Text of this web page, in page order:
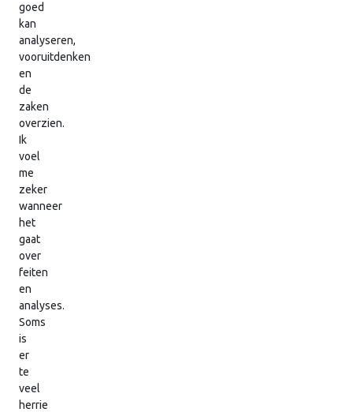
goed
kan
analyseren,
vooruitdenken
en
de
zaken
overzien.
Ik
voel
me
zeker
wanneer
het
gaat
over
feiten
en
analyses.
Soms
is
er
te
veel
herrie